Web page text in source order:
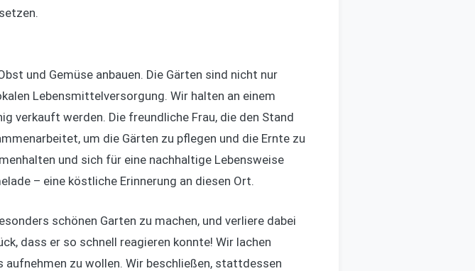
und Gemüse anbauen. Die Gärten sind nicht nur
Lebensmittelversorgung. Wir halten an einem
verkauft werden. Die freundliche Frau, die den Stand
um die Gärten zu pflegen und die Ernte zu
und sich für eine nachhaltige Lebensweise
– eine köstliche Erinnerung an diesen Ort.
schönen Garten zu machen, und verliere dabei
dass er so schnell reagieren konnte! Wir lachen
zu wollen. Wir beschließen, stattdessen